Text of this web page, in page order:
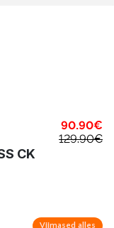
90.90€
129.90€
CK
Viimased alles